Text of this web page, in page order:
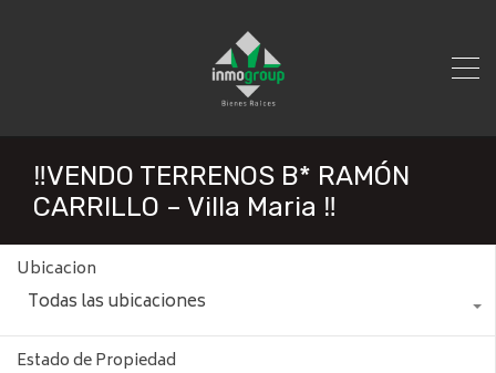
‼️VENDO TERRENOS B* RAMÓN
CARRILLO – Villa Maria ‼️
Ubicacion
Todas las ubicaciones
Estado de Propiedad